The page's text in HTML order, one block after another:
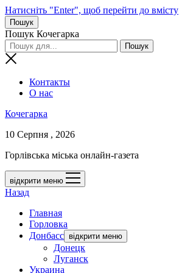
Натисніть "Enter", щоб перейти до вмісту
Пошук
Пошук Кочегарка
Контакты
О нас
Кочегарка
10 Серпня , 2026
Горлівська міська онлайн-газета
відкрити меню
Назад
Главная
Горловка
Донбасс відкрити меню
Донецк
Луганск
Украина